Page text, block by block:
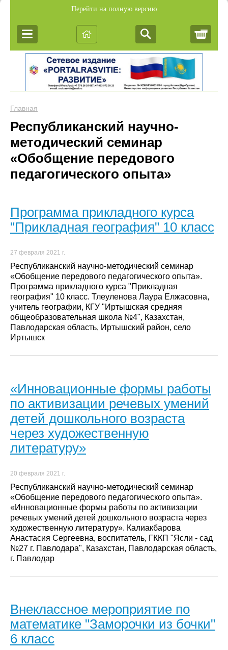
Перейти на полную версию
Главная
Республиканский научно-
методический семинар
«Обобщение передового
педагогического опыта»
Программа прикладного курса
"Прикладная география" 10 класс
27 февраля 2021 г.
Республиканский научно-методический семинар
«Обобщение передового педагогического опыта».
Программа прикладного курса "Прикладная
география" 10 класс. Тлеуленова Лаура Елжасовна,
учитель географии, КГУ "Иртышская средняя
общеобразовательная школа №4", Казахстан,
Павлодарская область, Иртышский район, село
Иртышск
«Инновационные формы работы
по активизации речевых умений
детей дошкольного возраста
через художественную
литературу»
20 февраля 2021 г.
Республиканский научно-методический семинар
«Обобщение передового педагогического опыта».
«Инновационные формы работы по активизации
речевых умений детей дошкольного возраста через
художественную литературу». Калиакбарова
Анастасия Сергеевна, воспитатель, ГККП "Ясли - сад
№27 г. Павлодара", Казахстан, Павлодарская область,
г. Павлодар
Внеклассное мероприятие по
математике "Заморочки из бочки"
6 класс